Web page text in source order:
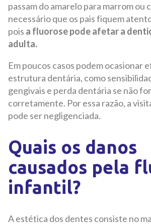
passam do amarelo para marrom ou
necessário que os pais fiquem
pois a fluorose pode afetar a
adulta.
Em poucos casos podem ocasionar
estrutura dentária, como
gengivais e perda dentária se não
corretamente. Por essa razão, a
pode ser negligenciada.
Quais os danos
causados pela
infantil?
A estética dos dentes consiste no